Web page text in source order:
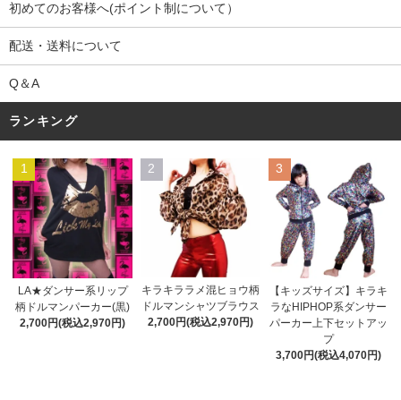
初めてのお客様へ(ポイント制について）
配送・送料について
Q＆A
ランキング
1
LA★ダンサー系リップ
柄ドルマンパーカー(黒)
2,700円(税込2,970円)
2
キラキララメ混ヒョウ柄
ドルマンシャツブラウス
2,700円(税込2,970円)
3
【キッズサイズ】キラキ
ラなHIPHOP系ダンサー
パーカー上下セットアッ
プ
3,700円(税込4,070円)